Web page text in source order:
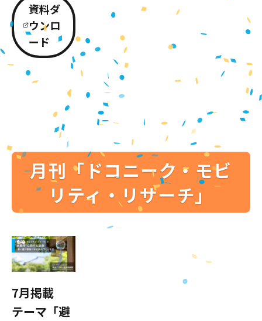
資料ダ
ウンロ
ード
月刊「ドコニーク・モビ
リティ・リサーチ」
7月掲載
テーマ「避